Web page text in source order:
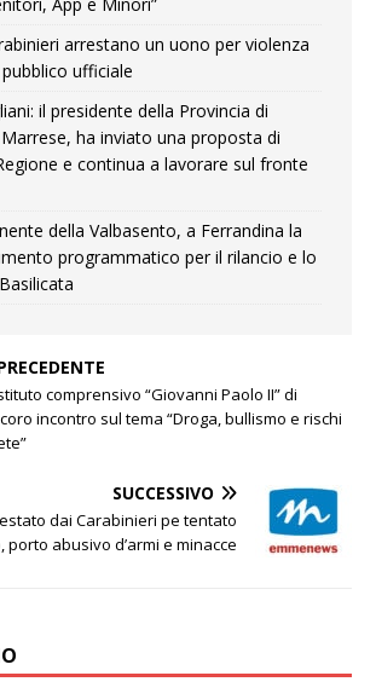
arrestano un uono per violenza
ufficiale
il presidente della Provincia di
ha inviato una proposta di
e continua a lavorare sul fronte
della Valbasento, a Ferrandina la
programmatico per il rilancio e lo
comprensivo “Giovanni Paolo II” di
incontro sul tema “Droga, bullismo e rischi
SUCCESSIVO
dai Carabinieri pe tentato
porto abusivo d’armi e minacce